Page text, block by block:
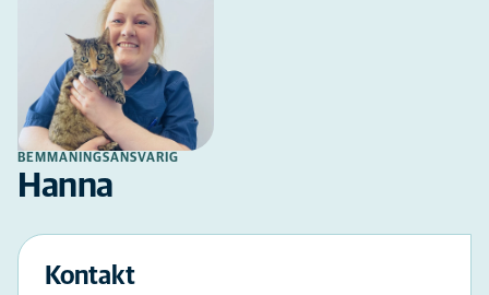
BEMMANINGSANSVARIG
Hanna
Kontakt